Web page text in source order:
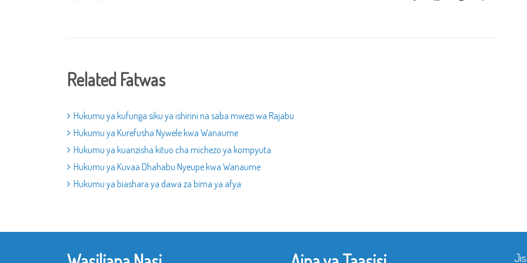
Related Fatwas
Hukumu ya kufunga siku ya ishirini na saba mwezi wa Rajabu
Hukumu ya Kurefusha Nywele kwa Wanaume
Hukumu ya kuanzisha kituo cha michezo ya kompyuta
Hukumu ya Kuvaa Dhahabu Nyeupe kwa Wanaume
Hukumu ya biashara ya dawa za bima ya afya